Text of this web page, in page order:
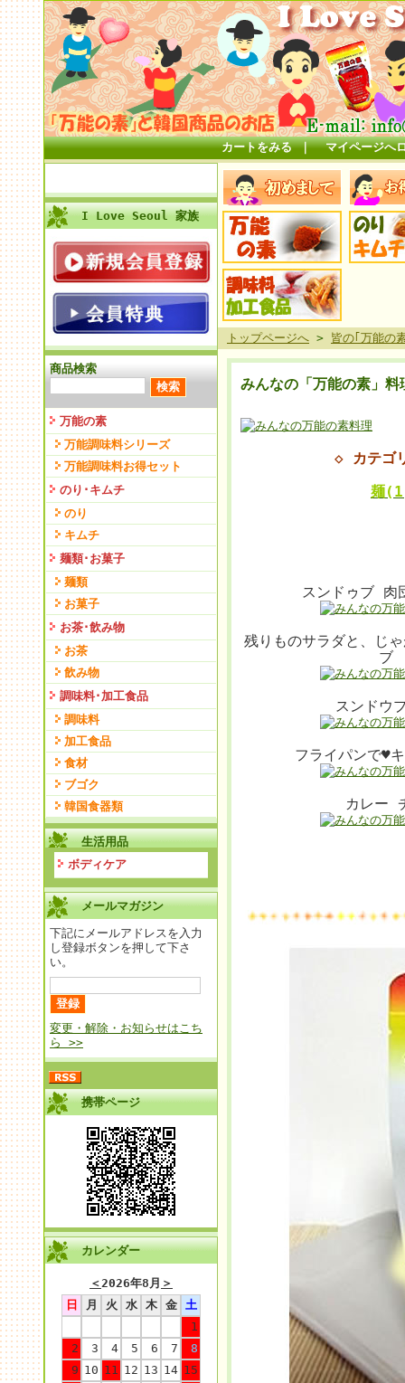
カートをみる｜ マイページへ
I Love Seoul 家族
商品検索
万能の素
万能調味料シリーズ
万能調味料お得セット
のり･キムチ
のり
キムチ
麺類･お菓子
麺類
お菓子
お茶･飲み物
お茶
飲み物
調味料･加工食品
調味料
加工食品
食材
ブゴク
韓国食器類
生活用品
ボディケア
メールマガジン
下記にメールアドレスを入力
し登録ボタンを押して下さ
い。
変更・解除・お知らせはこち
ら >>
携帯ページ
カレンダー
＜2026年8月 ＞
日
月 火 水 木 金
土
1
2
3 4 5 6 7
8
9 10 11 12 13 14 15
トップページへ > 皆の｢万能の
みんなの「万能の素」
◇ カテゴ
麺
スンドゥブ 肉
残りものサラダと、じ
ブ
スンドウ
フライパンで♥
カレー